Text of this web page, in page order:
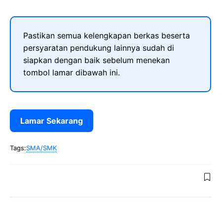
Pastikan semua kelengkapan berkas beserta
persyaratan pendukung lainnya sudah di
siapkan dengan baik sebelum menekan
tombol lamar dibawah ini.
Lamar Sekarang
Tags:SMA/SMK